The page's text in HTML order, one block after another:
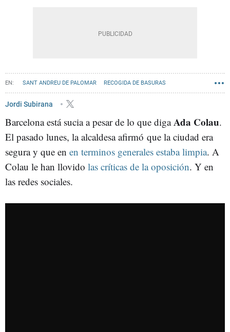
SANT ANDREU DE PALOMAR RECOGIDA DE BASURAS
AYUNTAMIENTO DE BARCELONA
Jordi Subirana
Barcelona está sucia a pesar de lo que digaAda Colau.
El pasado lunes, la alcaldesa afirmó que la ciudad era
segura y que en en terminos generales estaba limpia. A
Colau le han llovido las críticas de la oposición. Y en
las redes sociales.